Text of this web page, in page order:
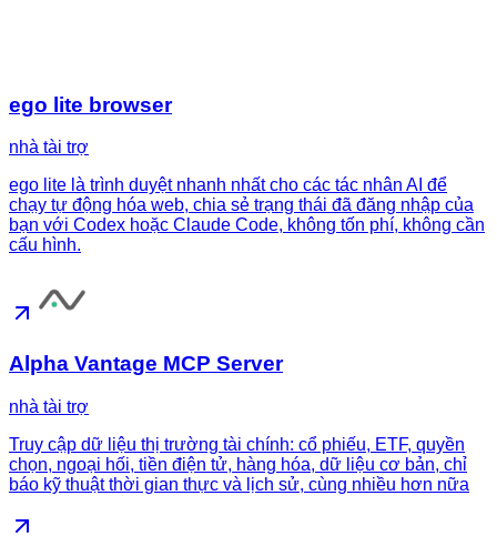
ego lite browser
nhà tài trợ
ego lite là trình duyệt nhanh nhất cho các tác nhân AI để
chạy tự động hóa web, chia sẻ trạng thái đã đăng nhập của
bạn với Codex hoặc Claude Code, không tốn phí, không cần
cấu hình.
Alpha Vantage MCP Server
nhà tài trợ
Truy cập dữ liệu thị trường tài chính: cổ phiếu, ETF, quyền
chọn, ngoại hối, tiền điện tử, hàng hóa, dữ liệu cơ bản, chỉ
báo kỹ thuật thời gian thực và lịch sử, cùng nhiều hơn nữa